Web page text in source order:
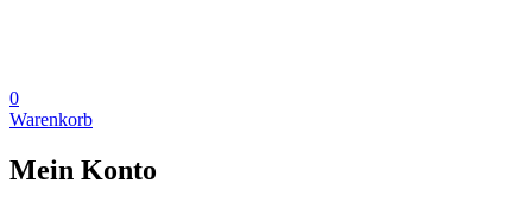
0
Warenkorb
Mein Konto